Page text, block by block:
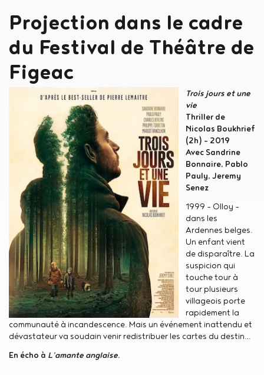
Projection dans le cadre
du Festival de Théâtre de
Figeac
Trois jours et une
vie
Thriller de
Nicolas Boukhrief
(2h) - 2019
Avec Sandrine
Bonnaire, Pablo
Pauly, Jeremy
Senez
1999 - Olloy -
dans les
Ardennes belges.
Un enfant vient
de disparaître. La
suspicion qui
touche tour à
tour plusieurs
villageois porte
rapidement la
communauté à incandescence. Mais un événement inattendu et
dévastateur va soudain venir redistribuer les cartes du destin…
En écho à L’amante anglaise.